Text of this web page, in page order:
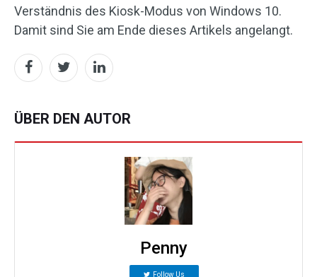
Verständnis des Kiosk-Modus von Windows 10.
Damit sind Sie am Ende dieses Artikels angelangt.
ÜBER DEN AUTOR
Penny
Follow Us